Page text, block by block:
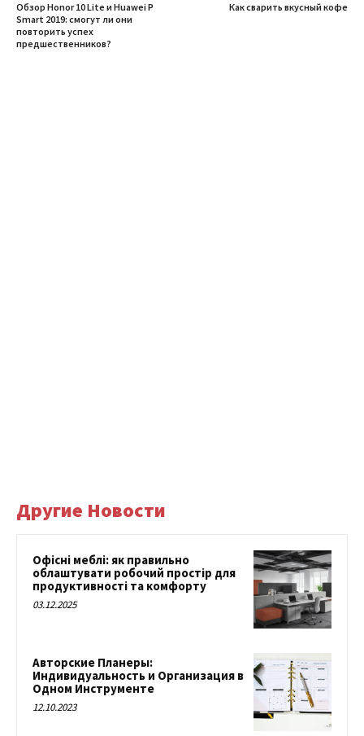
Обзор Honor 10 Lite и Huawei P
Smart 2019: смогут ли они
повторить успех
предшественников?
Как сварить вкусный кофе
Другие Новости
Офісні меблі: як правильно
облаштувати робочий простір для
продуктивності та комфорту
03.12.2025
Авторские Планеры:
Индивидуальность и Организация в
Одном Инструменте
12.10.2023